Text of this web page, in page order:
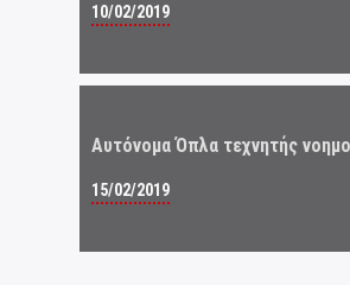
10/02/2019
Αυτόνομα Όπλα τεχνητής
15/02/2019